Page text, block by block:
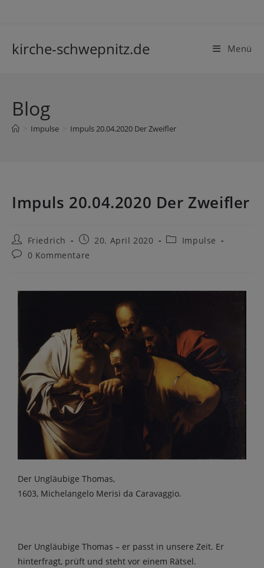
kirche-schwepnitz.de Menü
Blog
Impulse Impuls 20.04.2020 Der Zweifler
Impuls 20.04.2020 Der Zweifler
Friedrich 20. April 2020
Impulse
0 Kommentare
Der Ungläubige Thomas,
1603, Michelangelo Merisi da Caravaggio.
Der Ungläubige Thomas – er passt in unsere Zeit. Er
hinterfragt, prüft und steht vor einem Rätsel.